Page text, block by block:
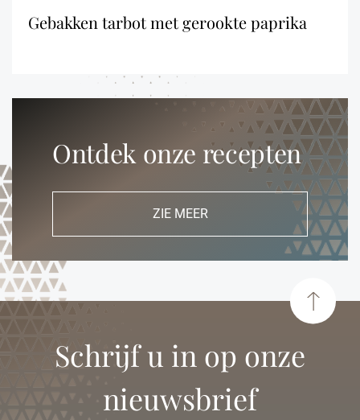
Ontdek onze recepten
ZIE MEER
gebakken tarbot met gerookte paprika
Schrijf u in op onze
nieuwsbrief